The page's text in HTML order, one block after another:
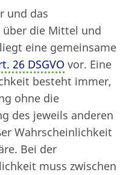
und das
die Mittel und
eine gemeinsame
26 DSGVO vor. Eine
besteht immer,
ohne die
des jeweils anderen
Wahrscheinlichkeit
Bei der
muss zwischen